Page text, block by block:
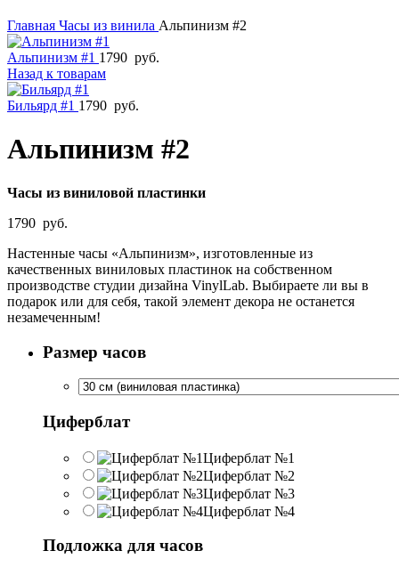
Главная Часы из винила Альпинизм #2
Альпинизм #1 1790 руб.
Назад к товарам
Бильярд #1 1790 руб.
Альпинизм #2
Часы из виниловой пластинки
1790 руб.
Настенные часы «Альпинизм», изготовленные из
качественных виниловых пластинок на собственном
производстве студии дизайна VinylLab. Выбираете ли вы в
подарок или для себя, такой элемент декора не останется
незамеченным!
Размер часов
Циферблат
Циферблат №1
Циферблат №2
Циферблат №3
Циферблат №4
Подложка для часов